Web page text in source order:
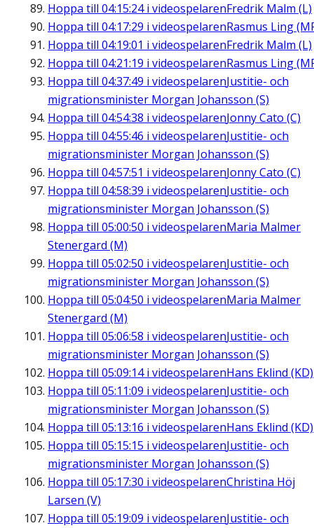
Hoppa till 04:15:24i videospelarenFredrik Malm (L)
Hoppa till 04:17:29 i videospelarenRasmus Ling
Hoppa till 04:19:01 i videospelarenFredrik Malm (L)
Hoppa till 04:21:19 i videospelarenRasmus Ling
Hoppa till 04:37:49 i videospelarenJustitie- och
migrationsminister Morgan Johansson (S)
Hoppa till 04:54:38 i videospelarenJonny Cato (C)
Hoppa till 04:55:46 i videospelarenJustitie- och
migrationsminister Morgan Johansson (S)
Hoppa till 04:57:51 i videospelarenJonny Cato (C)
Hoppa till 04:58:39 i videospelarenJustitie- och
migrationsminister Morgan Johansson (S)
Hoppa till 05:00:50 i videospelarenMaria Malmer
Stenergard (M)
Hoppa till 05:02:50 i videospelarenJustitie- och
migrationsminister Morgan Johansson (S)
Hoppa till 05:04:50 i videospelarenMaria Malmer
Stenergard (M)
Hoppa till 05:06:58 i videospelarenJustitie- och
migrationsminister Morgan Johansson (S)
Hoppa till 05:09:14i videospelarenHans Eklind (KD)
Hoppa till 05:11:09 i videospelarenJustitie- och
migrationsminister Morgan Johansson (S)
Hoppa till 05:13:16 i videospelarenHans Eklind (KD)
Hoppa till 05:15:15 i videospelarenJustitie- och
migrationsminister Morgan Johansson (S)
Hoppa till 05:17:30 i videospelarenChristina Höj
Larsen (V)
Hoppa till 05:19:09 i videospelarenJustitie- och